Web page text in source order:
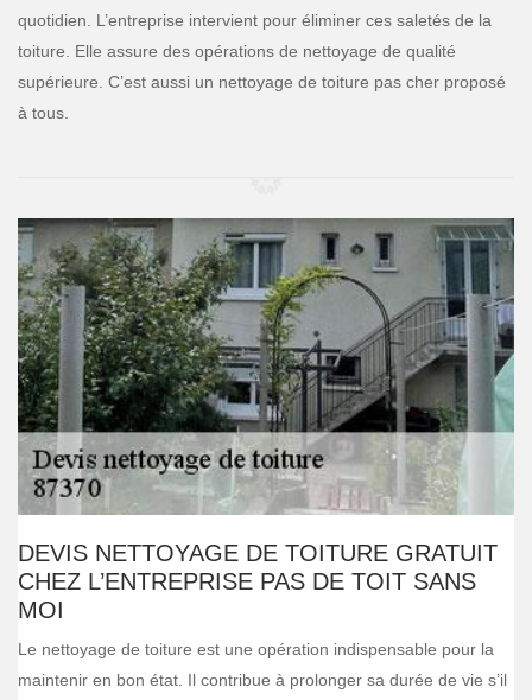
quotidien. L’entreprise intervient pour éliminer ces saletés de la
toiture. Elle assure des opérations de nettoyage de qualité
supérieure. C’est aussi un nettoyage de toiture pas cher proposé
à tous.
DEVIS NETTOYAGE DE TOITURE GRATUIT
CHEZ L’ENTREPRISE PAS DE TOIT SANS
MOI
Le nettoyage de toiture est une opération indispensable pour la
maintenir en bon état. Il contribue à prolonger sa durée de vie s’il